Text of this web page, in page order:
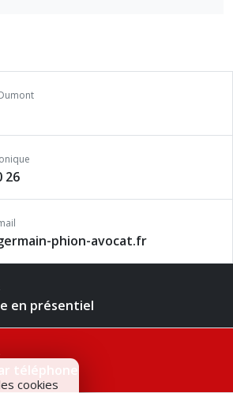
26
phion-avocat.fr
en présentiel
téléphone
cookies